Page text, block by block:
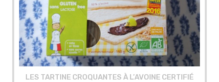
LES TARTINE CROQUANTES À L’AVOINE CERTIFIÉ